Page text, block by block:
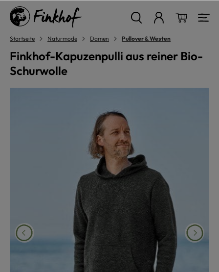
springen
Startseite Naturmode Damen Pullover & Westen
Finkhof-Kapuzenpulli aus reiner Bio-
Schurwolle